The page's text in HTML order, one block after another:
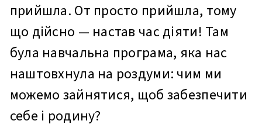
прийшла. От просто прийшла, тому
що дійсно — настав час діяти! Там
була навчальна програма, яка нас
наштовхнула на роздуми: чим ми
можемо зайнятися, щоб забезпечити
себе і родину?